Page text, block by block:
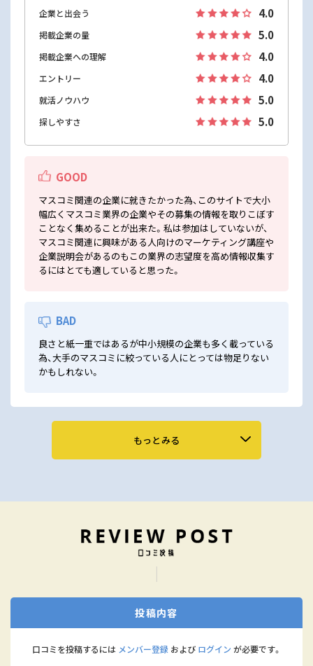
企業と出会う 4.0
掲載企業の量 5.0
掲載企業への理解 4.0
エントリー 4.0
就活ノウハウ 5.0
探しやすさ 5.0
GOOD
マスコミ関連の企業に就きたかった為、このサイトで大小
幅広くマスコミ業界の企業やその募集の情報を取りこぼす
ことなく集めることが出来た。私は参加はしていないが、
マスコミ関連に興味がある人向けのマーケティング講座や
企業説明会があるのもこの業界の志望度を高め情報収集す
るにはとても適していると思った。
BAD
良さと紙一重ではあるが中小規模の企業も多く載っている
為、大手のマスコミに絞っている人にとっては物足りない
かもしれない。
もっとみる
投稿内容
口コミを投稿するには メンバー登録および ログイン が必要です。